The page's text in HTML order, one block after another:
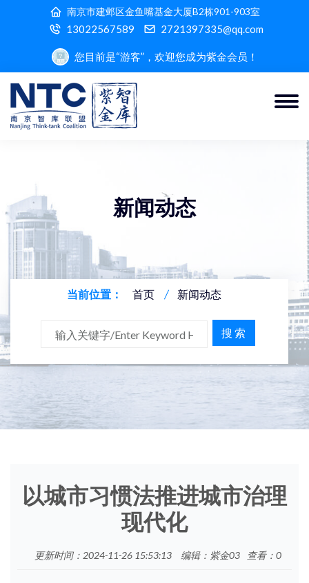
南京市建邺区金鱼嘴基金大厦B2栋901-903室
13022567589 2721397335@qq.com
您目前是“游客”，欢迎您成为紫金会员！
新闻动态
当前位置： 首页 新闻动态
搜 索
以城市习惯法推进城市治理
现代化
更新时间：2024-11-26 15:53:13 编辑：紫金03 查看： 0